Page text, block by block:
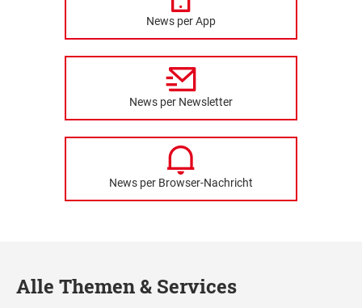
News per App
News per Newsletter
News per Browser-Nachricht
Alle Themen & Services